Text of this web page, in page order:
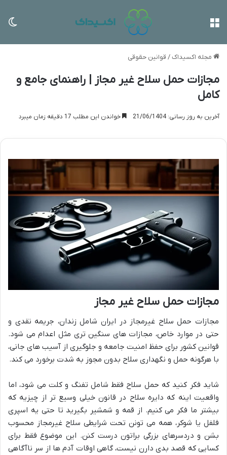
مجله اکسیداک/ قوانین حقوقی
مجازات حمل سلاح غیر مجاز | راهنمای جامع و
کامل
آخرین به روز رسانی: 21/06/1404 خواندن این مطلب 17 دقیقه زمان میبرد
مجازات حمل سلاح غیر مجاز
مجازات حمل سلاح غیرمجاز در ایران شامل زندان، جریمه نقدی و
حتی در موارد خاص، مجازات های سنگین تری مثل اعدام می شود.
قوانین کشور برای حفظ امنیت جامعه و جلوگیری از آسیب های جانی،
با هرگونه حمل و نگهداری سلاح بدون مجوز به شدت برخورد می کند.
شاید فکر کنید که حمل سلاح فقط شامل تفنگ و کلت می شود، اما
واقعیت اینه که دایره سلاح در قانون خیلی وسیع تر از چیزیه که
بیشتر ما فکر می کنیم. از قمه و شمشیر بگیرید تا حتی یه اسپری
فلفل یا شوکر، همه می تونن تحت شرایطی سلاح غیرمجاز محسوب
بشن و دردسرهای بزرگی براتون درست کنن. این موضوع فقط برای
کسایی که قصد بدی دارن نیست، گاهی اوقات آدم ها از سر ناآگاهی